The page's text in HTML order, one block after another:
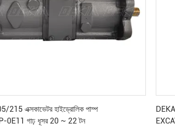
এক্সকাভেটর হাইড্রোলিক পাম্প
0E11 গাঢ় ধূসর 20 ~ 22 টন